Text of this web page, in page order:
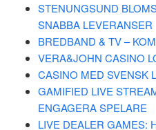
STENUNGSUND
SNABBA LEVERANSER
BREDBAND & TV –
VERA&JOHN CASINO
CASINO MED SVENSK
GAMIFIED LIVE
ENGAGERA SPELARE
LIVE DEALER GAMES: